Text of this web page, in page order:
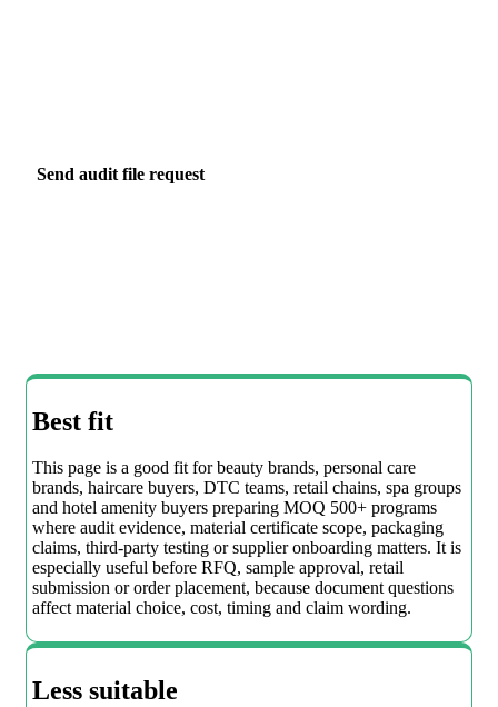
Send audit file request
Best fit
This page is a good fit for beauty brands, personal care
brands, haircare buyers, DTC teams, retail chains, spa groups
and hotel amenity buyers preparing MOQ 500+ programs
where audit evidence, material certificate scope, packaging
claims, third-party testing or supplier onboarding matters. It is
especially useful before RFQ, sample approval, retail
submission or order placement, because document questions
affect material choice, cost, timing and claim wording.
Less suitable